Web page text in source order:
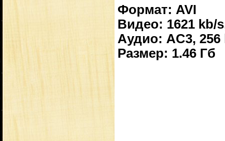
Формат: AVI
Видео: 1621 kb/
Аудио: AC3, 256
Размер: 1.46 Гб